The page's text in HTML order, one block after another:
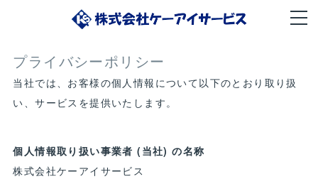
プライバシーポリシー
当社では、お客様の個人情報について以下のとおり取り扱
い、サービスを提供いたします。
個人情報取り扱い事業者 (当社) の名称
株式会社ケーアイサービス